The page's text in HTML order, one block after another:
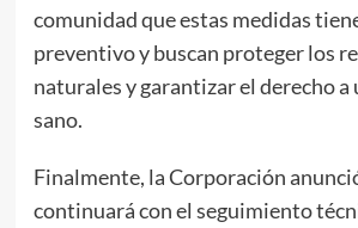
comunidad que estas medidas
preventivo y buscan proteger los
naturales y garantizar el derecho a
sano.
Finalmente, la Corporación
continuará con el seguimiento